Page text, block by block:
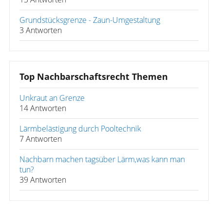
Grundstücksgrenze - Zaun-Umgestaltung
3 Antworten
Top Nachbarschaftsrecht Themen
Unkraut an Grenze
14 Antworten
Lärmbelästigung durch Pooltechnik
7 Antworten
Nachbarn machen tagsüber Lärm,was kann man
tun?
39 Antworten